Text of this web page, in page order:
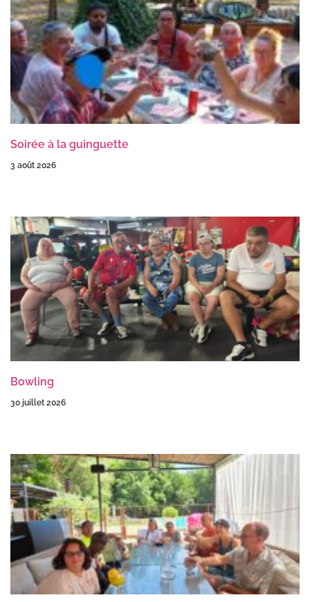
Soirée à la guinguette
3 août 2026
Bowling
30 juillet 2026